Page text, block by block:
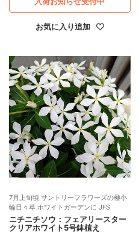
お気に入り追加
7月上旬頃 サントリーフラワーズの極小
輪日々草 ホワイトガーデンに JFS
ニチニチソウ：フェアリースター
クリアホワイト5号鉢植え